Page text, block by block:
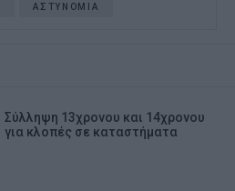
ΑΣΤΥΝΟΜΙΑ
Σύλληψη 13χρονου και 14χρονου
για κλοπές σε καταστήματα